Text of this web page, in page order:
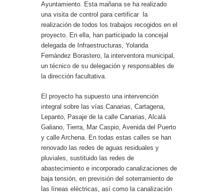
Ayuntamiento. Esta mañana se ha realizado
una visita de control para certificar la
realización de todos los trabajos recogidos en el
proyecto. En ella, han participado la concejal
delegada de Infraestructuras, Yolanda
Fernández Borastero, la interventora municipal,
un técnico de su delegación y responsables de
la dirección facultativa.
El proyecto ha supuesto una intervención
integral sobre las vías Canarias, Cartagena,
Lepanto, Pasaje de la calle Canarias, Alcalá
Galiano, Tierra, Mar Caspio, Avenida del Puerto
y calle Archena. En todas estas calles se han
renovado las redes de aguas residuales y
pluviales, sustituido las redes de
abastecimiento e incorporado canalizaciones de
baja tensión, en previsión del soterramiento de
las líneas eléctricas, así como la canalización